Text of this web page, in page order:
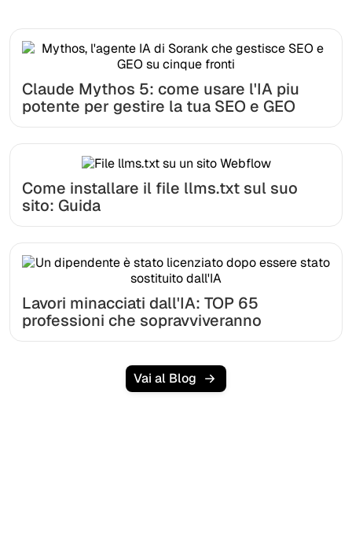
Claude Mythos 5: come usare l'IA piu
potente per gestire la tua SEO e GEO
Come installare il file llms.txt sul suo
sito: Guida
Lavori minacciati dall'IA: TOP 65
professioni che sopravviveranno
Vai al Blog